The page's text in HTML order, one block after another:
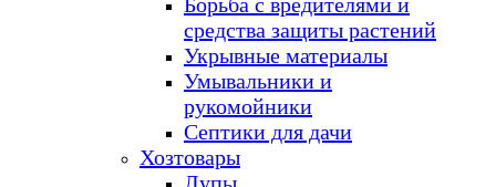
средства защиты растений
Укрывные материалы
Умывальники и
рукомойники
Септики для дачи
Хозтовары